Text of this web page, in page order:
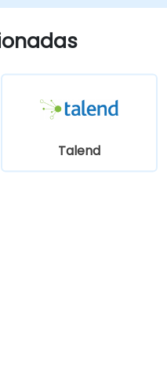
incluida la
de trabajo.
de informes y
de los datos y
stewardship.
Talend